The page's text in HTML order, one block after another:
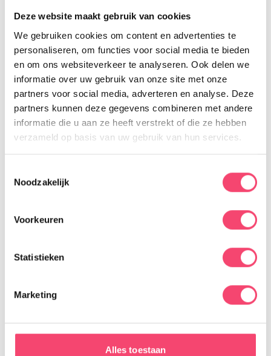
Deze website maakt gebruik van cookies
We gebruiken cookies om content en advertenties te
personaliseren, om functies voor social media te bieden
en om ons websiteverkeer te analyseren. Ook delen we
informatie over uw gebruik van onze site met onze
partners voor social media, adverteren en analyse. Deze
partners kunnen deze gegevens combineren met andere
informatie die u aan ze heeft verstrekt of die ze hebben
verzameld op basis van uw gebruik van hun services.
Noodzakelijk
Voorkeuren
Statistieken
Marketing
Alles toestaan
Website
Ik geef Kidsproof toestemming mijn data te